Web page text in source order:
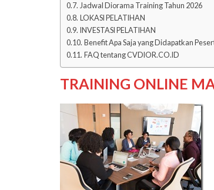
Jadwal Diorama Training Tahun 2026
LOKASI PELATIHAN
INVESTASI PELATIHAN
Benefit Apa Saja yang Didapatkan
FAQ tentang CVDIOR.CO.ID
TRAINING ONLINE